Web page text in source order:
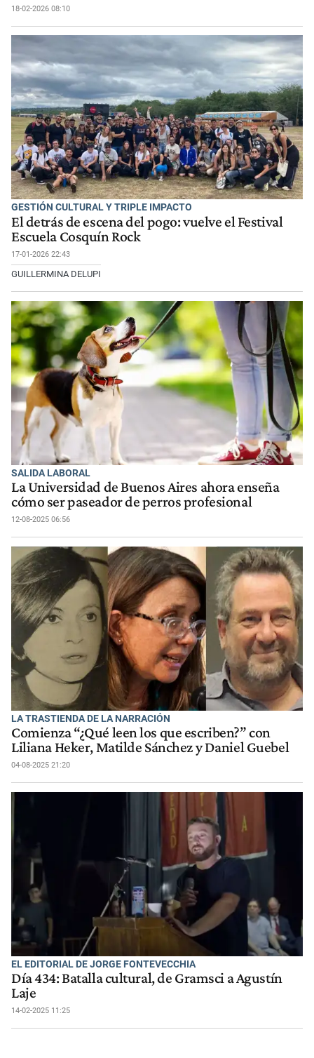
18-02-2026 08:10
GESTIÓN CULTURAL Y TRIPLE IMPACTO
El detrás de escena del pogo: vuelve el Festival
Escuela Cosquín Rock
17-01-2026 22:43
GUILLERMINA DELUPI
SALIDA LABORAL
La Universidad de Buenos Aires ahora enseña
cómo ser paseador de perros profesional
12-08-2025 06:56
LA TRASTIENDA DE LA NARRACIÓN
Comienza “¿Qué leen los que escriben?” con
Liliana Heker, Matilde Sánchez y Daniel Guebel
04-08-2025 21:20
EL EDITORIAL DE JORGE FONTEVECCHIA
Día 434: Batalla cultural, de Gramsci a Agustín
Laje
14-02-2025 11:25